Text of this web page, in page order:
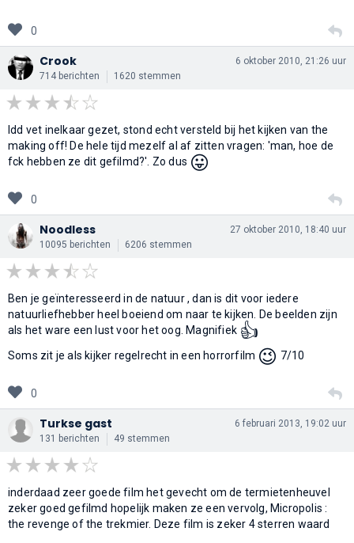
0
Crook
714 berichten 1620 stemmen
6 oktober 2010, 21:26 uur
Idd vet inelkaar gezet, stond echt versteld bij het kijken van the
making off! De hele tijd mezelf al af zitten vragen: 'man, hoe de
fck hebben ze dit gefilmd?'. Zo dus 😛
0
Noodless
10095 berichten 6206 stemmen
27 oktober 2010, 18:40 uur
Ben je geïnteresseerd in de natuur , dan is dit voor iedere
natuurliefhebber heel boeiend om naar te kijken. De beelden zijn
als het ware een lust voor het oog. Magnifiek 👍
Soms zit je als kijker regelrecht in een horrorfilm 😉 7/10
0
Turkse gast
131 berichten 49 stemmen
6 februari 2013, 19:02 uur
inderdaad zeer goede film het gevecht om de termietenheuvel
zeker goed gefilmd hopelijk maken ze een vervolg, Micropolis :
the revenge of the trekmier. Deze film is zeker 4 sterren waard